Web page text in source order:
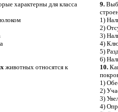
характерны для класса
животных относятся к
9.
1)
2)
3)
4)
5)
6)
10.
1)
2)
3)
4)